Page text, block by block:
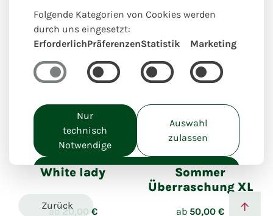
passender Produkte
Zurück
White lady
ab20,00 €
Sommer
Überraschung XL
ab 50,00 €
Folgende Kategorien von Cookies werden
durch uns eingesetzt:
ErforderlichPräferenzenStatistik Marketing
Nur
technisch
Notwendige
Auswahl
zulassen
Alle akzeptieren